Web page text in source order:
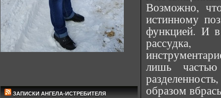
ЗАПИСКИ АНГЕЛА-ИСТРЕБИТЕЛЯ
Возможно,
истинному
функцией. И
рассудка,
лишь
образом